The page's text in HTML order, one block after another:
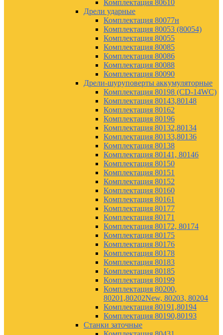
Комплектация 80610
Дрели ударные
Комплектация 80077н
Комплектация 80053 (80054)
Комплектация 80055
Комплектация 80085
Комплектация 80086
Комплектация 80088
Комплектация 80090
Дрели-шуруповерты аккумуляторные
Комплектация 80198 (CD-14WC)
Комплектация 80143,80148
Комплектация 80162
Комплектация 80196
Комплектация 80132,80134
Комплектация 80133,80136
Комплектация 80138
Комплектация 80141, 80146
Комплектация 80150
Комплектация 80151
Комплектация 80152
Комплектация 80160
Комплектация 80161
Комплектация 80177
Комплектация 80171
Комплектация 80172, 80174
Комплектация 80175
Комплектация 80176
Комплектация 80178
Комплектация 80183
Комплектация 80185
Комплектация 80199
Комплектация 80200,
80201,80202New, 80203, 80204
Комплектация 80191,80194
Комплектация 80190,80193
Станки заточные